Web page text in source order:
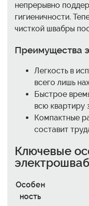
непрерывно
гигиеничности.
чисткой швабры
Преимущества
Легкость в
всего лишь
Быстрое
всю квартиру
Компактные
составит
Ключевые
Особен
ность